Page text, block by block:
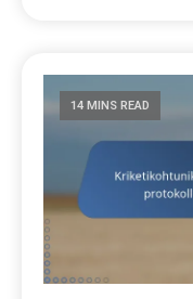
14 MINS READ